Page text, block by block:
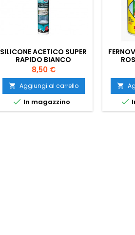
SILICONE ACETICO SUPER
RAPIDO BIANCO
Prezzo
8,50 €
 Aggiungi al carrello
 In magazzino

